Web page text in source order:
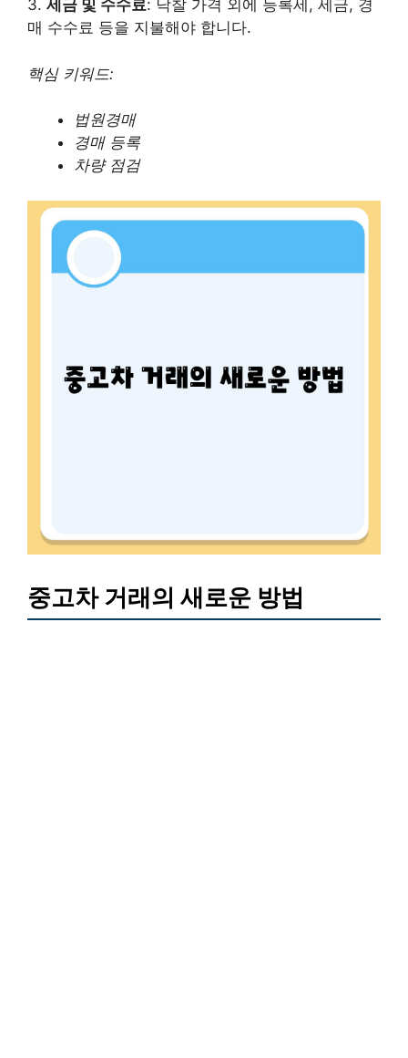
3. 세금 및 수수료: 낙찰 가격 외에 등록세, 세금, 경
매 수수료 등을 지불해야 합니다.
핵심 키워드:
법원경매
경매 등록
차량 점검
중고차 거래의 새로운 방법